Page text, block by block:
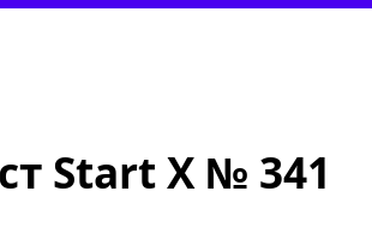
Start X № 341